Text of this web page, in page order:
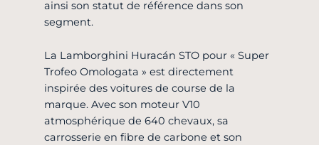
ainsi son statut de référence dans son
segment.
La Lamborghini Huracán STO pour « Super
Trofeo Omologata » est directement
inspirée des voitures de course de la
marque. Avec son moteur V10
atmosphérique de 640 chevaux, sa
carrosserie en fibre de carbone et son